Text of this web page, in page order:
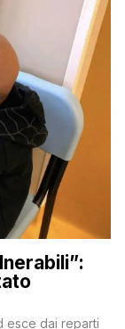
esce dai reparti